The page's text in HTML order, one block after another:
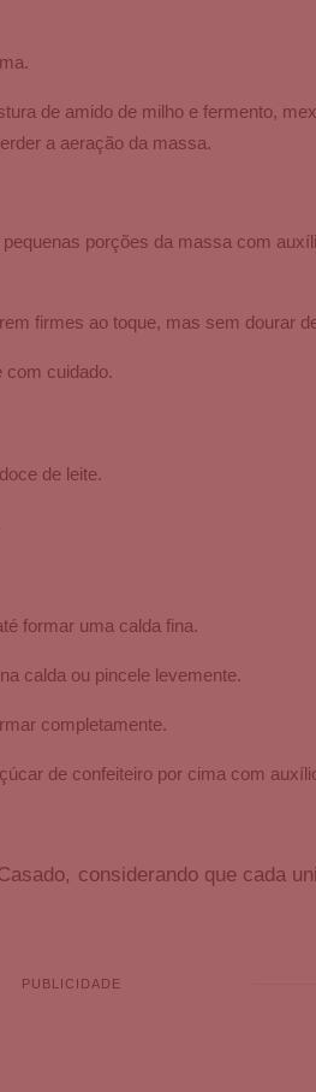
de amido de milho e fermento,
a aeração da massa.
porções da massa com
firmes ao toque, mas sem dourar
com cuidado.
de leite.
formar uma calda fina.
calda ou pincele levemente.
completamente.
de confeiteiro por cima com
considerando que cada